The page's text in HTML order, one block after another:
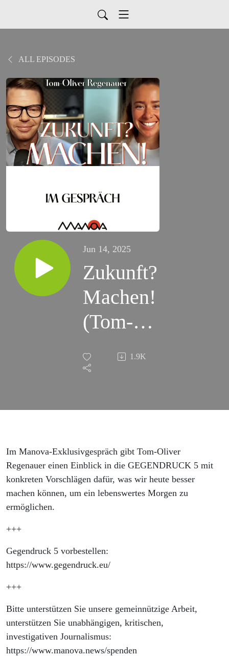
ALL EPISODES
Jun 14, 2025
Zukunft?
Machen!
(Tom-
Oliver
Regenauer
1.9K
Im Manova-Exklusivgespräch gibt Tom-Oliver
Regenauer einen Einblick in die GEGENDRUCK 5 mit
konkreten Vorschlägen dafür, was wir heute besser
machen können, um ein lebenswertes Morgen zu
ermöglichen.
+++
Gegendruck 5 vorbestellen:
https://www.gegendruck.eu/
+++
Bitte unterstützen Sie unsere gemeinnützige Arbeit,
unterstützen Sie unabhängigen, kritischen,
investigativen Journalismus:
https://www.manova.news/spenden